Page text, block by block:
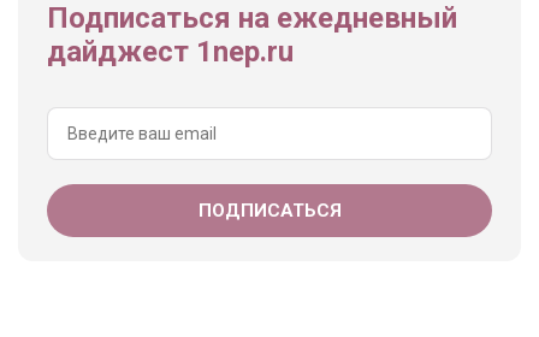
Подписаться на ежедневный
дайджест 1nep.ru